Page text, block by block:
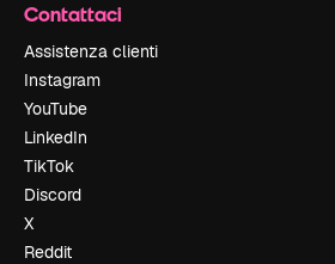
Contattaci
Assistenza clienti
Instagram
YouTube
LinkedIn
TikTok
Discord
X
Reddit